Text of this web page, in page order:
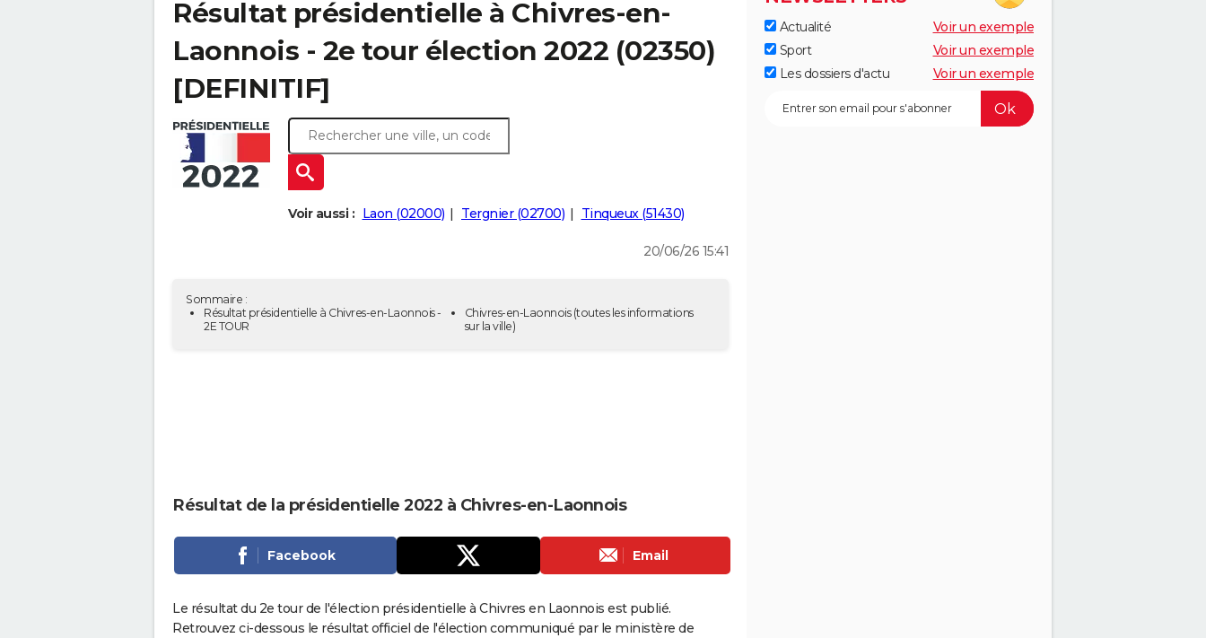
Résultat présidentielle à Chivres-en-
Laonnois - 2e tour élection 2022 (02350)
[DEFINITIF]
Voir aussi : Laon (02000) Tergnier (02700) Tinqueux (51430)
20/06/26 15:41
Sommaire :
Résultat présidentielle à Chivres-en-Laonnois -
2E TOUR
Chivres-en-Laonnois(toutes les informations
sur la ville)
Résultat de la présidentielle 2022 à Chivres-en-Laonnois
Facebook Email
Le résultat du 2e tour de l'élection présidentielle à Chivres en Laonnois est publié.
Retrouvez ci-dessous le résultat officiel de l'élection communiqué par le ministère de
Actualité
Voir un exemple
Sport
Voir un exemple
Les dossiers d'actu
Voir un exemple